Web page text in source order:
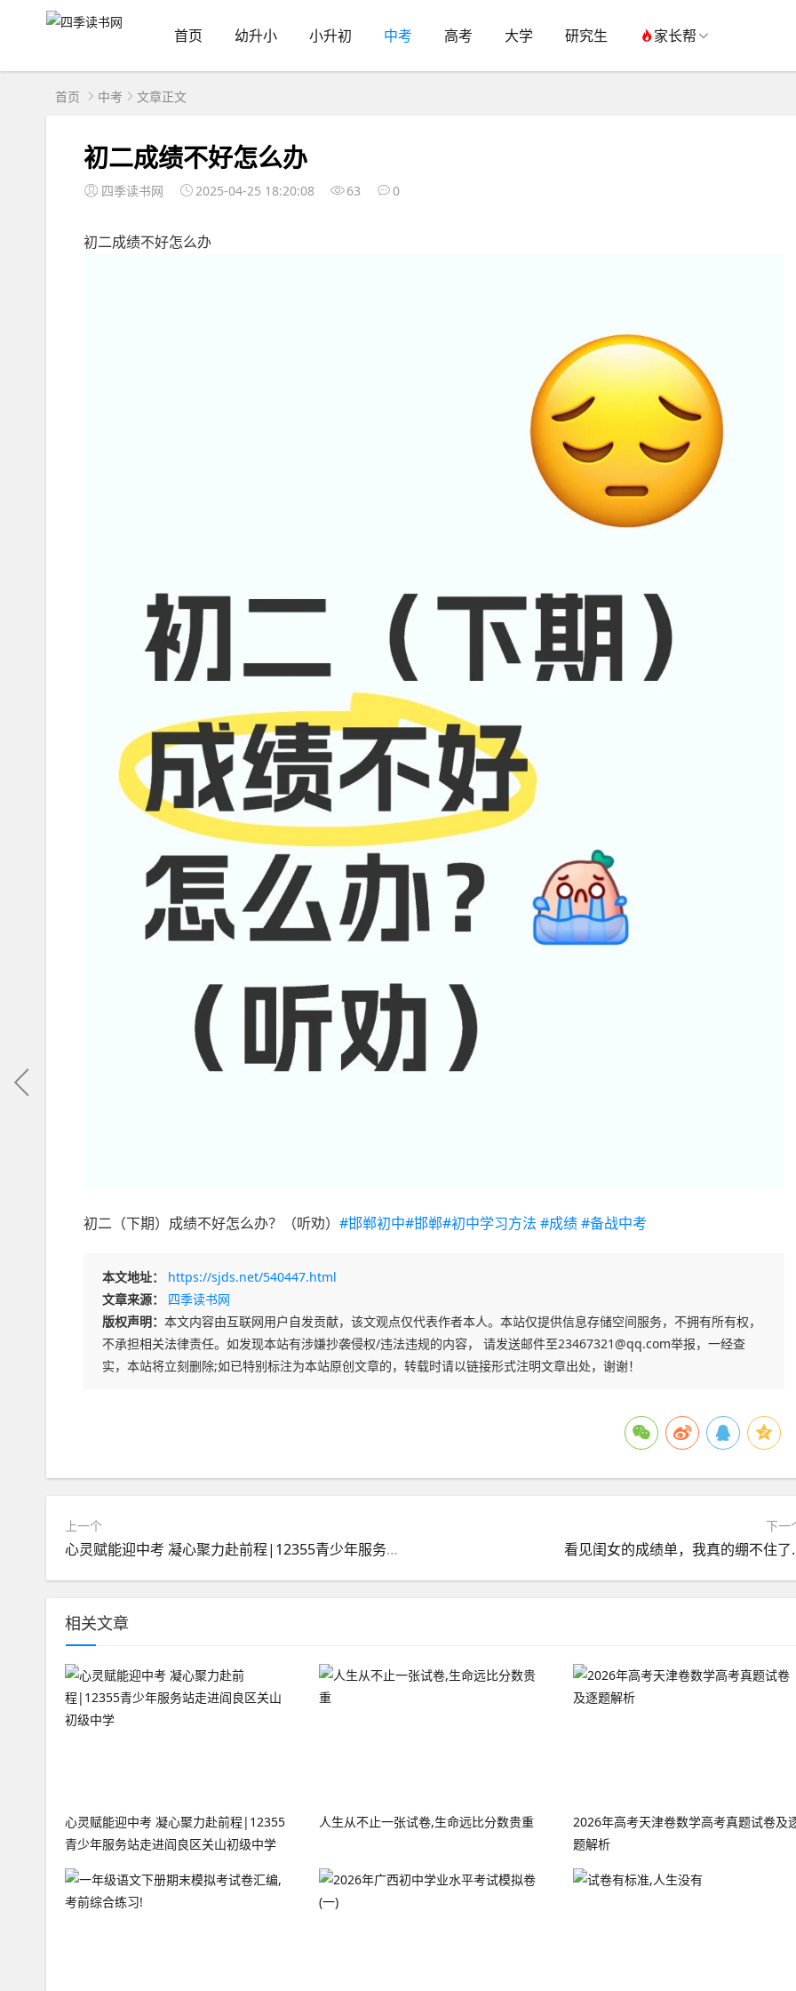
首页 幼升小 小升初 中考 高考 大学 研究生 家长帮
首页 中考 文章正文
初二成绩不好怎么办
四季读书网 2025-04-25 18:20:08 63 0
初二成绩不好怎么办
初二（下期）成绩不好怎么办？ （听劝） #邯郸初中#邯郸#初中学习方法 #成绩#备战中考
本文地址：
https://sjds.net/540447.html
文章来源：
四季读书网
版权声明： 本文内容由互联网用户自发贡献，该文观点仅代表作者本人。本站仅提供信息存储空间服务，不拥有所有权，
不承担相关法律责任。如发现本站有涉嫌抄袭侵权/违法违规的内容， 请发送邮件至23467321@qq.com举报，一经查
实，本站将立刻删除;如已特别标注为本站原创文章的，转载时请以链接形式注明文章出处，谢谢！
上一个
心灵赋能迎中考 凝心聚力赴前程|12355青少年服务站走进阎良区关山初级中学
下一
看见闺女的成绩单，我真的绷不住
相关文章
心灵赋能迎中考 凝心聚力赴前程|12355
青少年服务站走进阎良区关山初级中学
人生从不止一张试卷,生命远比分数贵重
2026年高考天津卷数学高考真题试卷及
题解析